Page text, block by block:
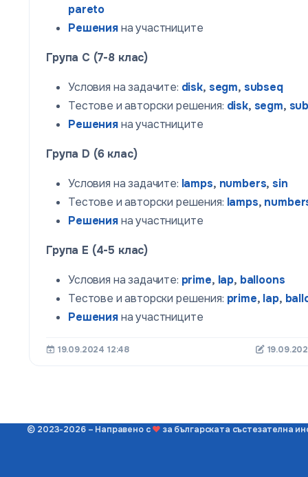
pareto
Решенияна участниците
Група C (7-8 клас)
Условия на задачите: disk, segm, subseq
Тестове и авторски решения: disk, segm,
Решенияна участниците
Група D (6 клас)
Условия на задачите: lamps, numbers, sin
Тестове и авторски решения: lamps,
Решенияна участниците
Група E (4-5 клас)
Условия на задачите: prime, lap, balloons
Тестове и авторски решения: prime, lap,
Решенияна участниците
19.09.2024 12:48
© 2023-2026 – Направено с❤ за българската състезателна